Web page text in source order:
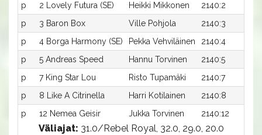
p
2 Lovely Futura (SE) Heikki Mikkonen 2140:2
p
3 Baron Box Ville Pohjola 2140:3
p
4 Borga Harmony (SE) Pekka Vehviläinen 2140:4
p
5 Andreas Speed Hannu Torvinen 2140:5
p
7 King Star Lou Risto Tupamäki 2140:7
p
8 Like A Citrinella Harri Kotilainen 2140:8
p
12 Nemea Geisir Jukka Torvinen 2140:12
Väliajat: 31.0/Rebel Royal, 32.0, 29.0, 20.0